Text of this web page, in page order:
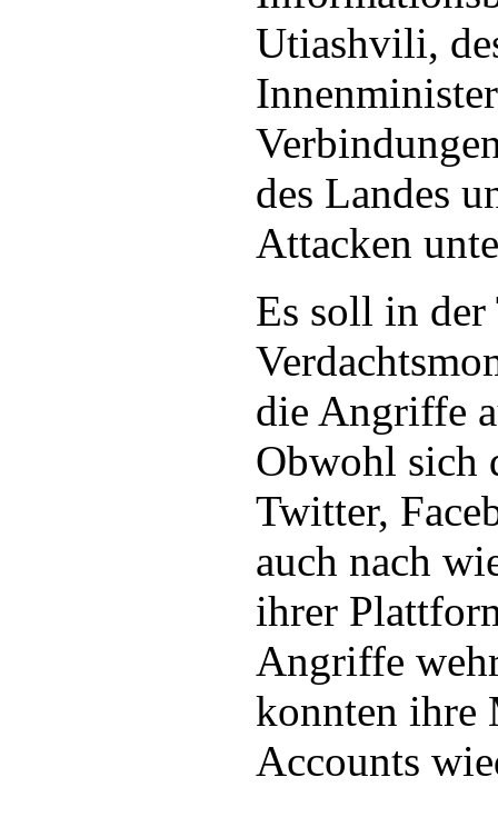
Utiashvili,
des Landes
Attacken
Es soll in der
die Angriffe
Obwohl sich
Twitter,
auch nach
ihrer
Angriffe
konnten ihre
Accounts